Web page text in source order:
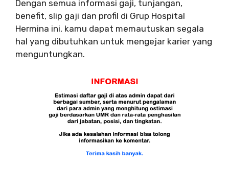
Dengan semua informasi gaji, tunjangan,
benefit, slip gaji dan profil di Grup Hospital
Hermina ini, kamu dapat memautuskan segala
hal yang dibutuhkan untuk mengejar karier yang
menguntungkan.